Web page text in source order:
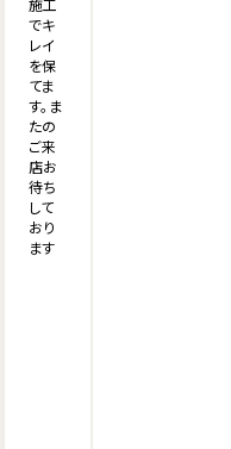
施工
でキ
レイ
を保
てま
す。ま
たの
ご来
店お
待ち
して
おり
ます